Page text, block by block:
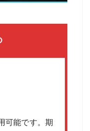
可能です。期